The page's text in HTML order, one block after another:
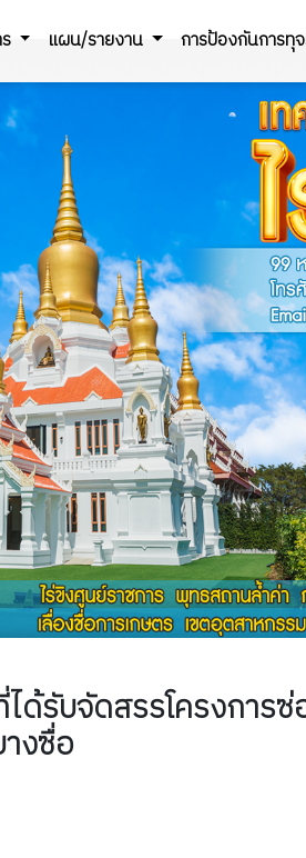
แผน/รายงาน การป้องกันการทุ
ด้รับจัดสรรโครงการ
งซื่อ